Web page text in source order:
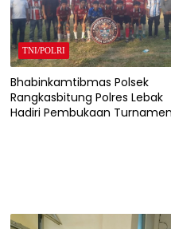
TNI/POLRI
Bhabinkamtibmas Polsek
Rangkasbitung Polres Lebak
Hadiri Pembukaan